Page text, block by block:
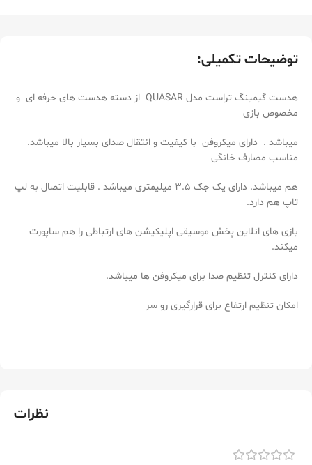
توضیحات تکمیلی:
هدست گیمینگ تراست مدل QUASAR از دسته هدست های حرفه ای و
مخصوص بازی
میباشد . دارای میکروفن با کیفیت و انتقال صدای بسیار بالا میباشد.
مناسب مصارف خانگی
هم میباشد. دارای یک جک 3.5 میلیمتری میباشد . قابلیت اتصال به لپ
تاپ هم دارد.
بازی های انلاین پخش موسیقی اپلیکیشن های ارتباطی را هم ساپورت
میکند.
دارای کنترل تنظیم صدا برای میکروفن ها میباشد.
امکان تنظیم ارتفاع برای قرارگیری رو سر
نظرات